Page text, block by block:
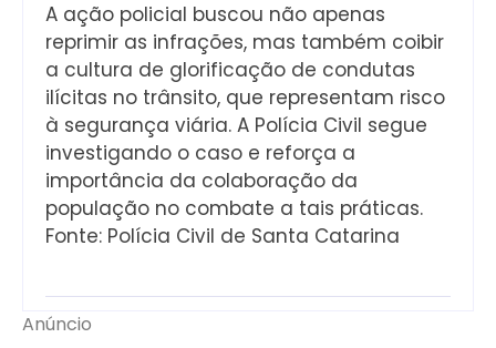
A ação policial buscou não apenas
reprimir as infrações, mas também coibir
a cultura de glorificação de condutas
ilícitas no trânsito, que representam risco
à segurança viária. A Polícia Civil segue
investigando o caso e reforça a
importância da colaboração da
população no combate a tais práticas.
Fonte: Polícia Civil de Santa Catarina
Anúncio